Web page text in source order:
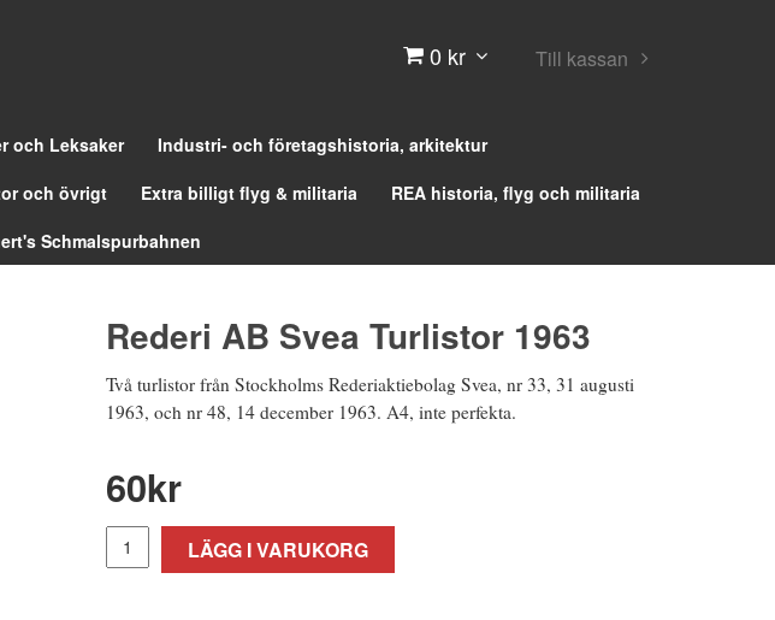
0 kr Till kassan
och Leksaker
Industri- och företagshistoria, arkitektur
och övrigt Extra billigt flyg & militaria
REA historia, flyg och militaria
Schmalspurbahnen
Rederi AB Svea Turlistor 1963
Två turlistor från Stockholms Rederiaktiebolag Svea, nr 33, 31 augusti
1963, och nr 48, 14 december 1963. A4, inte perfekta.
60kr
LÄGG I VARUKORG